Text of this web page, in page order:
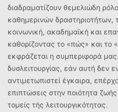
διαδραματίζουν θεμελιώδη
καθημερινών δραστηριοτήτων,
κοινωνική, ακαδημαϊκή και
καθορίζοντας το «πώς» και το
εκφράζεται η συμπεριφορά
δυσλειτουργίας, εάν αυτή δεν
αντιμετωπιστεί έγκαιρα,
επιπτώσεις στην ποιότητα
τομείς τής λειτουργικότητας.